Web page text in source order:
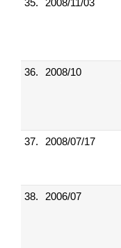
35. 2008/11/03
36. 2008/10
37. 2008/07/17
38. 2006/07